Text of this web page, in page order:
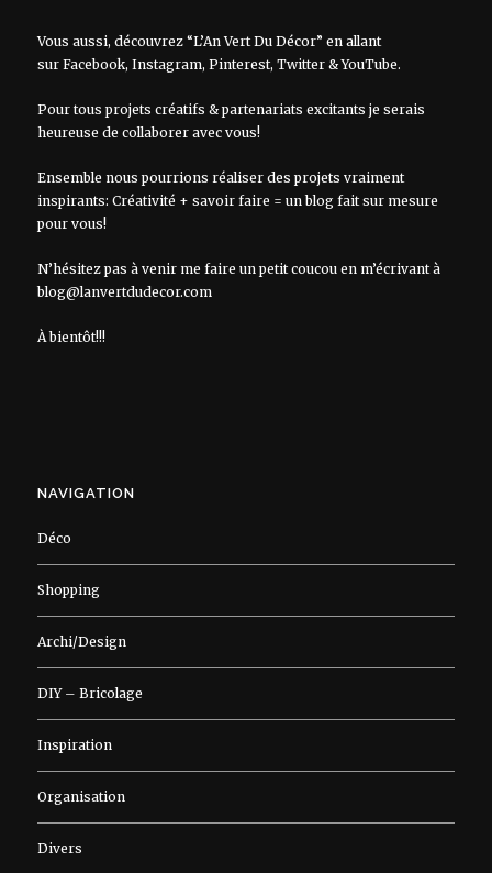
Vous aussi, découvrez “L’An Vert Du Décor” en allant
sur Facebook, Instagram, Pinterest, Twitter&YouTube.
Pour tous projets créatifs & partenariats excitants je serais
heureuse de collaborer avec vous!
Ensemble nous pourrions réaliser des projets vraiment
inspirants: Créativité + savoir faire = un blog fait sur mesure
pour vous!
N’hésitez pas à venir me faire un petit coucou en m’écrivant à
blog@lanvertdudecor.com
À bientôt!!!
NAVIGATION
Déco
Shopping
Archi/Design
DIY – Bricolage
Inspiration
Organisation
Divers